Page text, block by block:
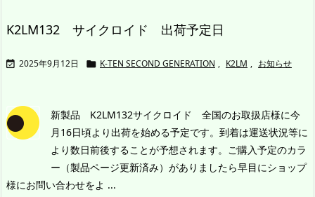
K2LM132 サイクロイド 出荷予定日
 2025年9月12日  K-TEN SECOND GENERATION , K2LM , お知らせ
新製品 K2LM132サイクロイド 全国のお取扱店様に今
月16日頃より出荷を始める予定です。到着は運送状況等に
より数日前後することが予想されます。ご購入予定のカラ
ー（製品ページ更新済み）がありましたら早目にショップ
様にお問い合わせをよ ...